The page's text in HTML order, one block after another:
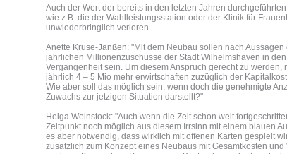
Auch der Wert der bereits in den letzten Jahren
wie z.B. die der Wahlleistungsstation oder der Klinik für
unwiederbringlich verloren.
Anette Kruse-Janßen: "Mit dem Neubau sollen nach
jährlichen Millionenzuschüsse der Stadt Wilhelmshaven in
Vergangenheit sein. Um diesem Anspruch gerecht zu werden,
jährlich 4 – 5 Mio mehr erwirtschaften zuzüglich der
Wie aber soll das möglich sein, wenn doch die genehmigte
Zuwachs zur jetzigen Situation darstellt?"
Helga Weinstock: "Auch wenn die Zeit schon weit
Zeitpunkt noch möglich aus diesem Irrsinn mit einem blauen
es aber notwendig, dass wirklich mit offenen Karten gespielt
zusätzlich zum Konzept eines Neubaus mit Gesamtkosten